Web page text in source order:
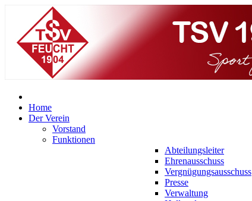
Home
Der Verein
Vorstand
Funktionen
Abteilungsleiter
Ehrenausschuss
Vergnügungsausschuss
Presse
Verwaltung